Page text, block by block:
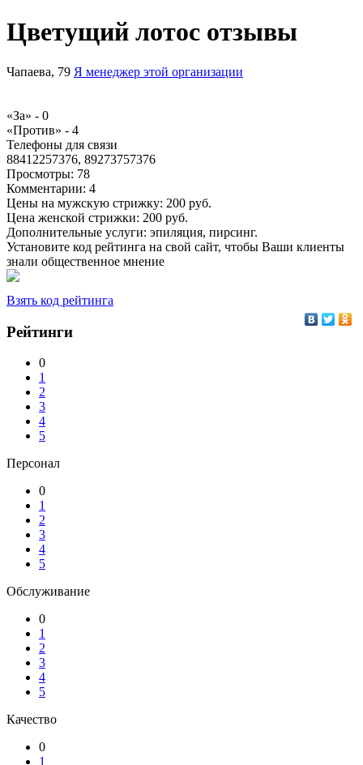
Цветущий лотос отзывы
Чапаева, 79 Я менеджер этой организации
«За» - 0
«Против» - 4
Телефоны для связи
88412257376, 89273757376
Просмотры: 78
Комментарии: 4
Цены на мужскую стрижку: 200 руб.
Цена женской стрижки: 200 руб.
Дополнительные услуги: эпиляция, пирсинг.
Установите код рейтинга на свой сайт, чтобы Ваши клиенты
знали общественное мнение
Взять код рейтинга
Рейтинги
0
1
2
3
4
5
Персонал
0
1
2
3
4
5
Обслуживание
0
1
2
3
4
5
Качество
0
1